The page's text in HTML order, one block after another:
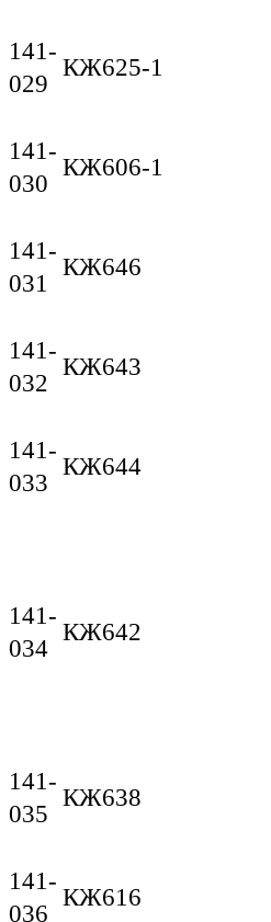
141-
029
КЖ625-1
141-
030
КЖ606-1
141-
031
КЖ646
141-
032
КЖ643
141-
033
КЖ644
141-
034
КЖ642
141-
035
КЖ638
141-
036
КЖ616